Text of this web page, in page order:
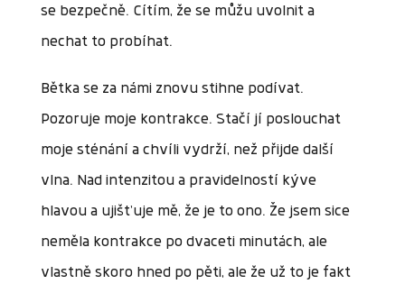
se bezpečně. Cítím, že se můžu uvolnit a
nechat to probíhat.
Bětka se za námi znovu stihne podívat.
Pozoruje moje kontrakce. Stačí jí poslouchat
moje sténání a chvíli vydrží, než přijde další
vlna. Nad intenzitou a pravidelností kýve
hlavou a ujišťuje mě, že je to ono. Že jsem sice
neměla kontrakce po dvaceti minutách, ale
vlastně skoro hned po pěti, ale že už to je fakt